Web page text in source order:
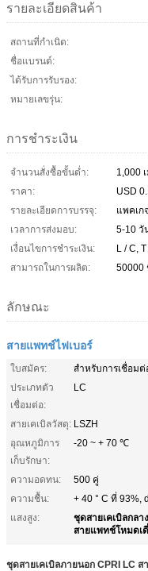
รายละเอียดสินค้า
สถานที่กำเนิด:
ชื่อแบรนด์:
ได้รับการรับรอง:
หมายเลขรุ่น:
การชำระเงิน
จำนวนสั่งซื้อขั้นต่ำ:
1,000
ราคา:
USD
รายละเอียดการบรรจุ:
แพคเก
เวลาการส่งมอบ:
5-10
เงื่อนไขการชำระเงิน:
L / C,
สามารถในการผลิต:
50000
ลักษณะ
สายแพทช์ไฟเบอร์
ใบสมัคร:
สำหรับการเชื่อมต่
ประเภทตัว
เชื่อมต่อ:
LC
สายเคเบิลวัสดุ: LSZH
อุณหภูมิการ
เก็บรักษา:
-20 ~ + 70 ℃
ความอดทน:
500 คู่
ความชื้น:
+ 40 ° C ที่ 93%,
แสงสูง:
ชุดสายเคเบิลกลา
สายแพทช์โหมดเ
ชุดสายเคเบิลภายนอก CPRI LC